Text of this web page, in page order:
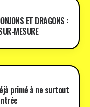
ET DRAGONS :
MESURE
primé à ne surtout